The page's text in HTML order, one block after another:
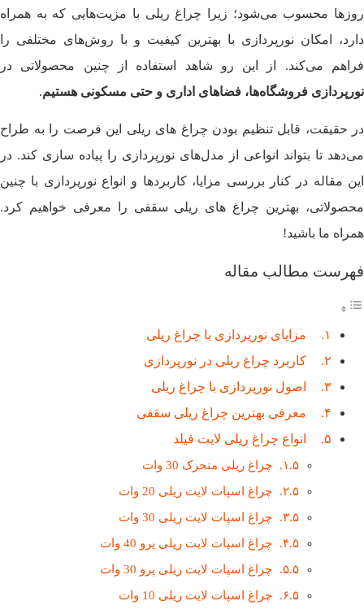
روزها محسوب می‌شود؛ زیرا چراغ‌ ریلی با مزیت‌هایی که به همراه
دارد، امکان نورپردازی با بهترین کیفیت و با روش‌های مختلفی را
فراهم می‌کند. از این رو شاهد استفاده از چنین محصولاتی در
نورپردازی فروشگاه‌ها، فضاهای اداری و حتی مسکونی هستیم.
در حقیقت، قابل تنظیم بودن چراغ‌ های ریلی این فرصت را به طراح
می‌دهد تا بتواند انواعی از مدل‌های نورپردازی را پیاده سازی کند. در
این مقاله در کنار بررسی مزایا، کاربردها و انواع نورپردازی با چنین
محصولاتی، بهترین چراغ‌‌‌ های ریلی سقفی را معرفی خواهیم کرد.
همراه ما باشید!
فهرست مطالب مقاله
مزایای نورپردازی با چراغ ریلی
کاربرد چراغ ریلی در نورپردازی
اصول نورپردازی با چراغ ریلی
معرفی بهترین چراغ ریلی سقفی
انواع چراغ ریلی لایت فیلد
چراغ ریلی متحرک 30 وات
چراغ اسپات لایت ریلی 20 وات
چراغ اسپات لایت ریلی 30 وات
چراغ اسپات لایت ریلی پرو 40 وات
چراغ اسپات لایت ریلی پرو 30 وات
چراغ اسپات لایت ریلی 10 وات